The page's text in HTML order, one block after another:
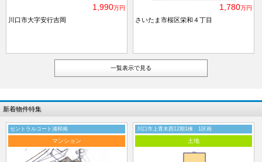
1,990万円
川口市大字安行吉岡
1,780万円
さいたま市桜区栄和４丁目
一覧表示で見る
新着物件特集
セントラルコート浦和南
マンション
川口市上青木西12期1棟 1区画
土地